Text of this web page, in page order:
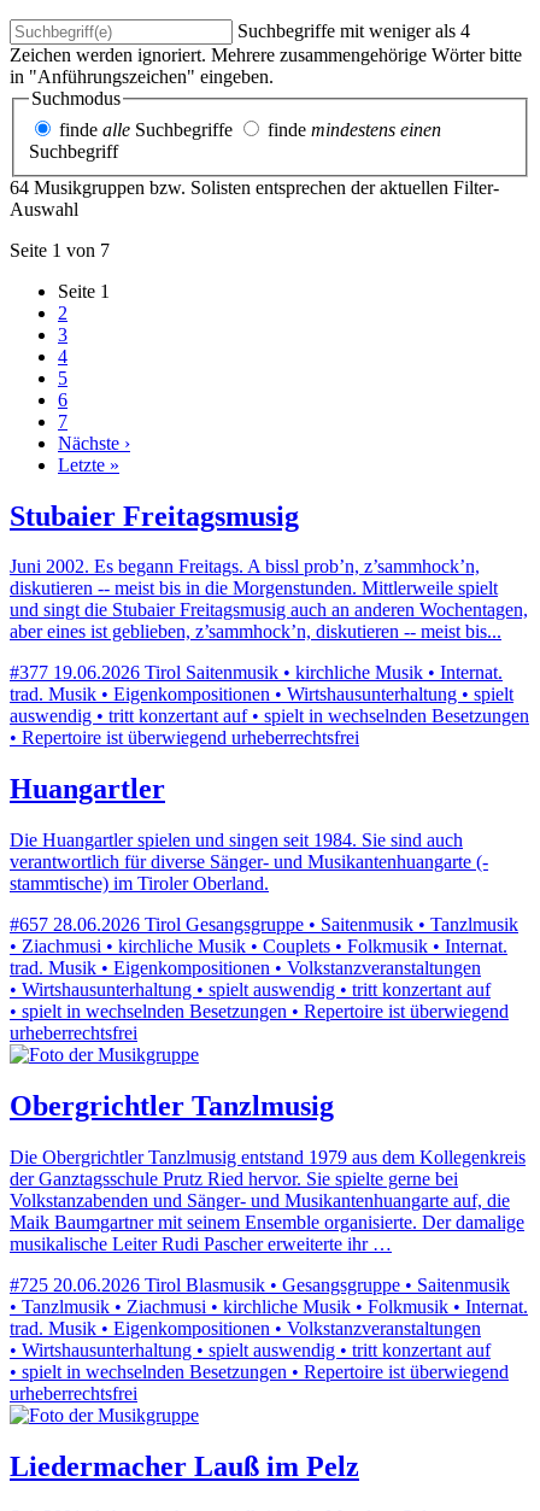
Suchbegriffe mit weniger als 4
Zeichen werden ignoriert. Mehrere zusammengehörige Wörter bitte
in "Anführungszeichen" eingeben.
Suchmodus
finde alle Suchbegriffe finde mindestens einen
Suchbegriff
64 Musikgruppen bzw. Solisten entsprechen der aktuellen Filter-
Auswahl
Seite 1 von 7
Seite 1
2
3
4
5
6
7
Nächste ›
Letzte »
Stubaier Freitagsmusig
Juni 2002. Es begann Freitags. A bissl prob’n, z’sammhock’n,
diskutieren -- meist bis in die Morgenstunden. Mittlerweile spielt
und singt die Stubaier Freitagsmusig auch an anderen Wochentagen,
aber eines ist geblieben, z’sammhock’n, diskutieren -- meist bis...
#377 19.06.2026 Tirol Saitenmusik • kirchliche Musik • Internat.
trad. Musik • Eigenkompositionen • Wirtshausunterhaltung • spielt
auswendig • tritt konzertant auf • spielt in wechselnden Besetzungen
• Repertoire ist überwiegend urheberrechtsfrei
Huangartler
Die Huangartler spielen und singen seit 1984. Sie sind auch
verantwortlich für diverse Sänger- und Musikantenhuangarte (-
stammtische) im Tiroler Oberland.
#657 28.06.2026 Tirol Gesangsgruppe • Saitenmusik • Tanzlmusik
• Ziachmusi • kirchliche Musik • Couplets • Folkmusik • Internat.
trad. Musik • Eigenkompositionen • Volkstanzveranstaltungen
• Wirtshausunterhaltung • spielt auswendig • tritt konzertant auf
• spielt in wechselnden Besetzungen • Repertoire ist überwiegend
urheberrechtsfrei
Obergrichtler Tanzlmusig
Die Obergrichtler Tanzlmusig entstand 1979 aus dem Kollegenkreis
der Ganztagsschule Prutz Ried hervor. Sie spielte gerne bei
Volkstanzabenden und Sänger- und Musikantenhuangarte auf, die
Maik Baumgartner mit seinem Ensemble organisierte. Der damalige
musikalische Leiter Rudi Pascher erweiterte ihr …
#725 20.06.2026 Tirol Blasmusik • Gesangsgruppe • Saitenmusik
• Tanzlmusik • Ziachmusi • kirchliche Musik • Folkmusik • Internat.
trad. Musik • Eigenkompositionen • Volkstanzveranstaltungen
• Wirtshausunterhaltung • spielt auswendig • tritt konzertant auf
• spielt in wechselnden Besetzungen • Repertoire ist überwiegend
urheberrechtsfrei
Liedermacher Lauß im Pelz